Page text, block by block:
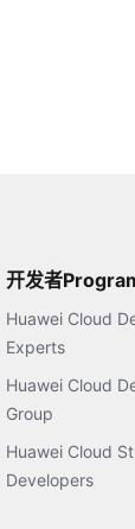
开发者
Huawei Cloud
Experts
Huawei Cloud
Group
Huawei Cloud
Developers